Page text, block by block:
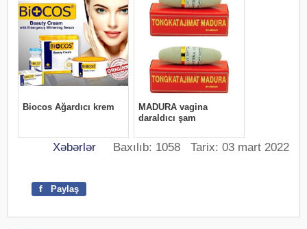
Xəbərlər Baxılıb: 1058 Tarix: 03 mart 2022
f Paylaş